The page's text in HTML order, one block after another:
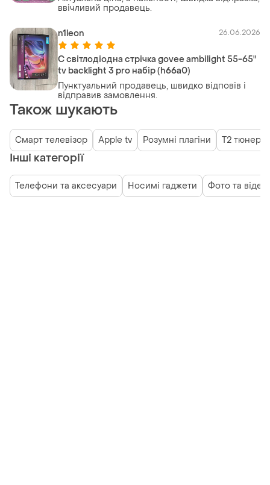
ввічливий продавець.
n1leon 26.06.2026
С світлодіодна стрічка govee ambilight 55-65"
tv backlight 3 pro набір (h66a0)
Пунктуальний продавець, швидко відповів і
відправив замовлення.
Також шукають
Смарт телевізор Apple tv Розумні плагіни Т2 тюнери
Інші категорії
Телефони та аксесуари Носимі гаджети Фото та відео